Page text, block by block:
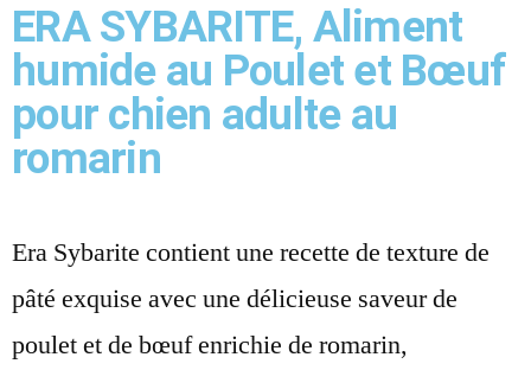
ERA SYBARITE, Aliment
humide au Poulet et Bœuf
pour chien adulte au
romarin
Era Sybarite contient une recette de texture de
pâté exquise avec une délicieuse saveur de
poulet et de bœuf enrichie de romarin,